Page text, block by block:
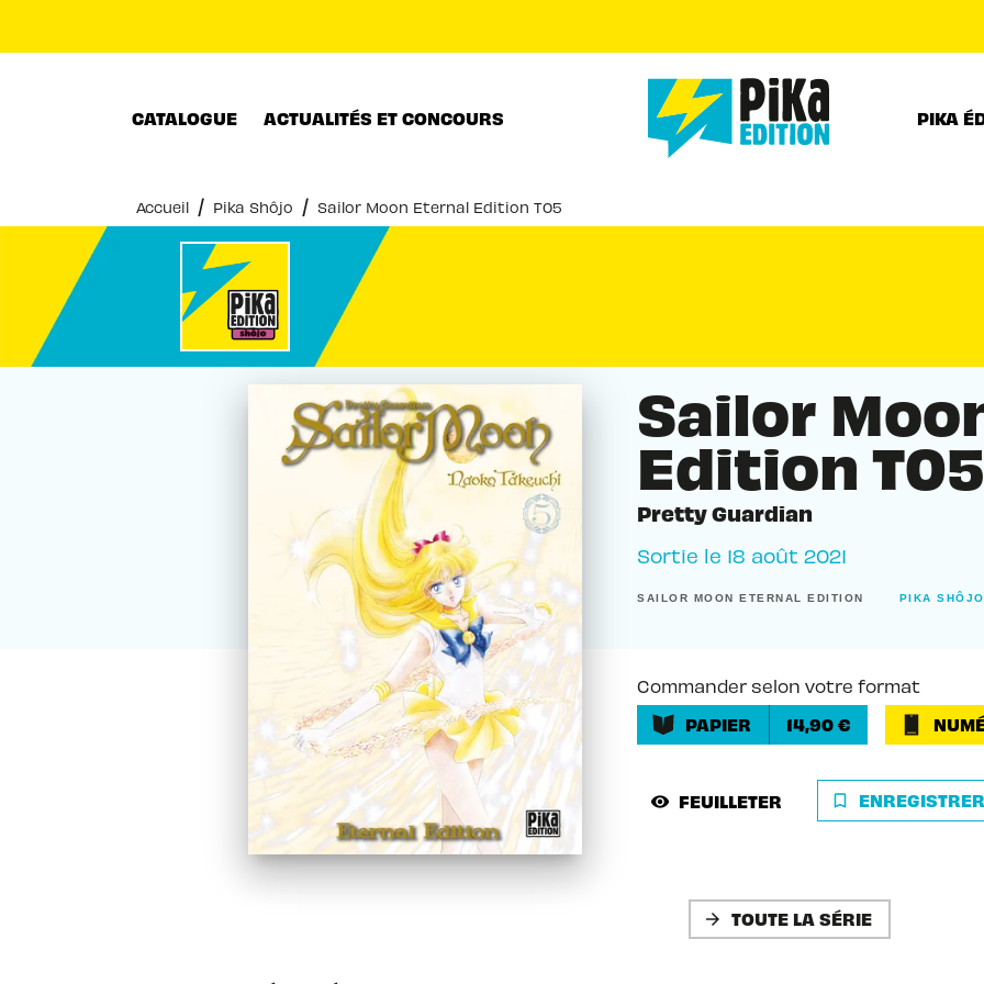
CATALOGUE ACTUALITÉS ET CONCOURS PIKA
Accueil / Pika Shôjo / Sailor Moon Eternal Edition T05
Sailor
Edition T05
Pretty Guardian
Sortie le 18 août 2021
SAILOR MOON ETERNAL EDITION PIKA SHÔJO
Commander selon votre format
PAPIER
14,90 €
visibility FEUILLETER bookmark_border ENREGISTRER
arrow_forward TOUTE LA SÉRIE